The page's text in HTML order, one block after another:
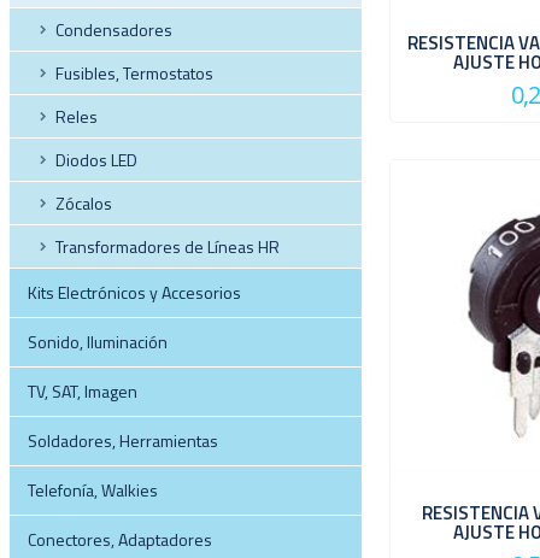
Condensadores
Fusibles, Termostatos
Reles
Diodos LED
Zócalos
Transformadores de Líneas HR
Kits Electrónicos y Accesorios
Sonido, Iluminación
TV, SAT, Imagen
Soldadores, Herramientas
Telefonía, Walkies
Conectores, Adaptadores
RESISTENCIA
AJUSTE
RESISTENCIA
AJUSTE